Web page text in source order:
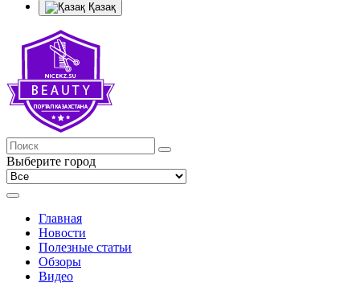
Қазақ
Выберите город
Главная
Новости
Полезные статьи
Обзоры
Видео